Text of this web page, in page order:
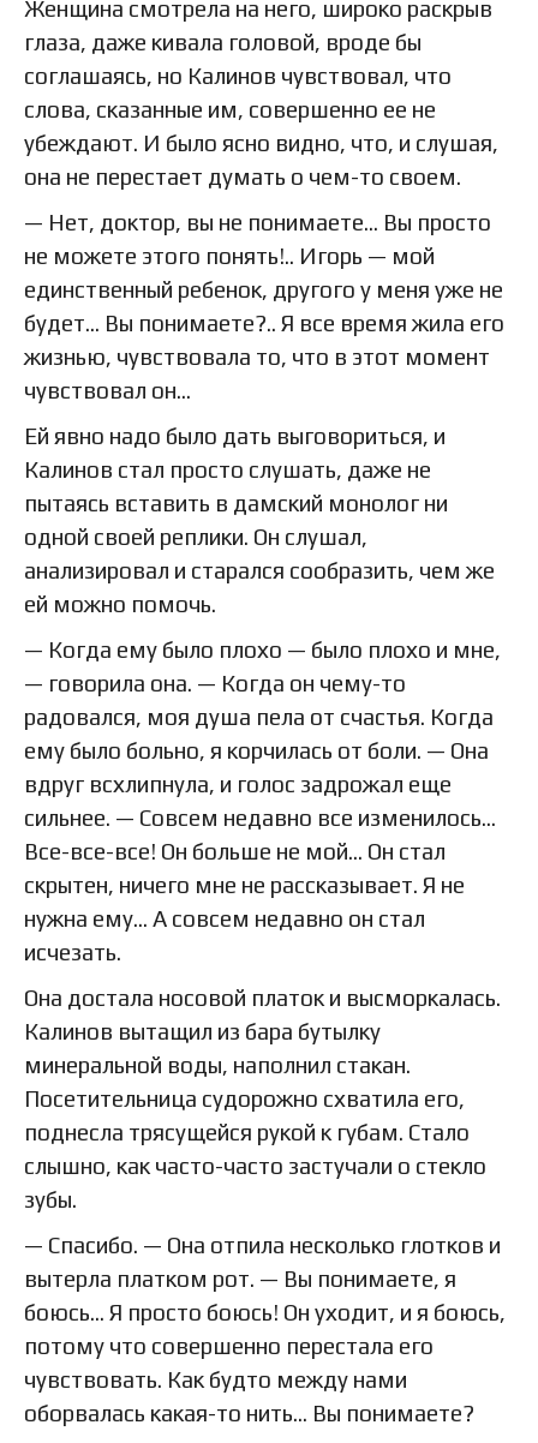
Женщина смотрела на него, широко раскрыв
глаза, даже кивала головой, вроде бы
соглашаясь, но Калинов чувствовал, что
слова, сказанные им, совершенно ее не
убеждают. И было ясно видно, что, и слушая,
она не перестает думать о чем-то своем.
— Нет, доктор, вы не понимаете… Вы просто
не можете этого понять!.. Игорь — мой
единственный ребенок, другого у меня уже не
будет… Вы понимаете?.. Я все время жила его
жизнью, чувствовала то, что в этот момент
чувствовал он…
Ей явно надо было дать выговориться, и
Калинов стал просто слушать, даже не
пытаясь вставить в дамский монолог ни
одной своей реплики. Он слушал,
анализировал и старался сообразить, чем же
ей можно помочь.
— Когда ему было плохо — было плохо и мне,
— говорила она. — Когда он чему-то
радовался, моя душа пела от счастья. Когда
ему было больно, я корчилась от боли. — Она
вдруг всхлипнула, и голос задрожал еще
сильнее. — Совсем недавно все изменилось…
Все-все-все! Он больше не мой… Он стал
скрытен, ничего мне не рассказывает. Я не
нужна ему… А совсем недавно он стал
исчезать.
Она достала носовой платок и высморкалась.
Калинов вытащил из бара бутылку
минеральной воды, наполнил стакан.
Посетительница судорожно схватила его,
поднесла трясущейся рукой к губам. Стало
слышно, как часто-часто застучали о стекло
зубы.
— Спасибо. — Она отпила несколько глотков и
вытерла платком рот. — Вы понимаете, я
боюсь… Я просто боюсь! Он уходит, и я боюсь,
потому что совершенно перестала его
чувствовать. Как будто между нами
оборвалась какая-то нить… Вы понимаете?